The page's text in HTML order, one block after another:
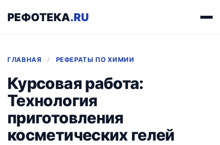
РЕФОТЕКА.RU
ГЛАВНАЯ / РЕФЕРАТЫ ПО ХИМИИ
Курсовая работа:
Технология
приготовления
косметических гелей